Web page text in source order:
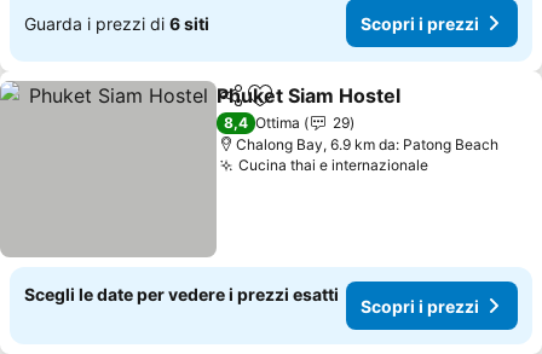
Guarda i prezzi di 6 siti Scopri i prezzi
CondividiAggiungi ai preferiti
Phuket Siam Hostel
8,4 Ottima
29
Chalong Bay, 6.9 km da: Patong Beach
Cucina thai e internazionaleScopri i
Scegli le date per vedere i prezzi esatti
Scopri i prezzi